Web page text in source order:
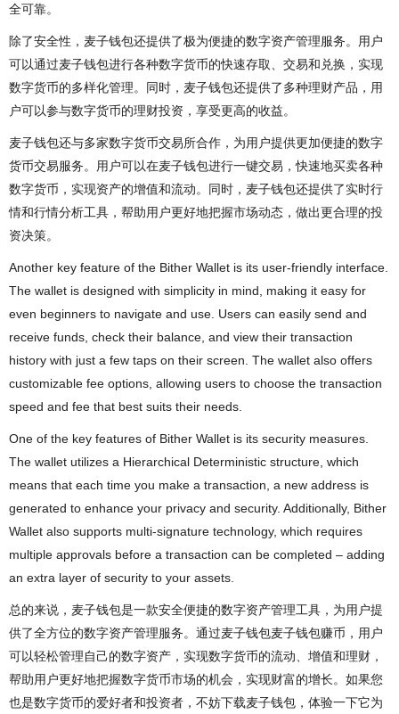
全可靠。
除了安全性，麦子钱包还提供了极为便捷的数字资产管理服务。用户
可以通过麦子钱包进行各种数字货币的快速存取、交易和兑换，实现
数字货币的多样化管理。同时，麦子钱包还提供了多种理财产品，用
户可以参与数字货币的理财投资，享受更高的收益。
麦子钱包还与多家数字货币交易所合作，为用户提供更加便捷的数字
货币交易服务。用户可以在麦子钱包进行一键交易，快速地买卖各种
数字货币，实现资产的增值和流动。同时，麦子钱包还提供了实时行
情和行情分析工具，帮助用户更好地把握市场动态，做出更合理的投
资决策。
Another key feature of the Bither Wallet is its user-friendly interface.
The wallet is designed with simplicity in mind, making it easy for
even beginners to navigate and use. Users can easily send and
receive funds, check their balance, and view their transaction
history with just a few taps on their screen. The wallet also offers
customizable fee options, allowing users to choose the transaction
speed and fee that best suits their needs.
One of the key features of Bither Wallet is its security measures.
The wallet utilizes a Hierarchical Deterministic structure, which
means that each time you make a transaction, a new address is
generated to enhance your privacy and security. Additionally, Bither
Wallet also supports multi-signature technology, which requires
multiple approvals before a transaction can be completed – adding
an extra layer of security to your assets.
总的来说，麦子钱包是一款安全便捷的数字资产管理工具，为用户提
供了全方位的数字资产管理服务。通过麦子钱包麦子钱包赚币，用户
可以轻松管理自己的数字资产，实现数字货币的流动、增值和理财，
帮助用户更好地把握数字货币市场的机会，实现财富的增长。如果您
也是数字货币的爱好者和投资者，不妨下载麦子钱包，体验一下它为